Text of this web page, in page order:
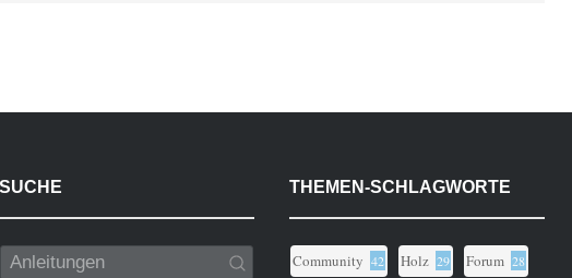
SUCHE THEMEN-SCHLAGWORTE
Community 42 Holz 29 Forum 28